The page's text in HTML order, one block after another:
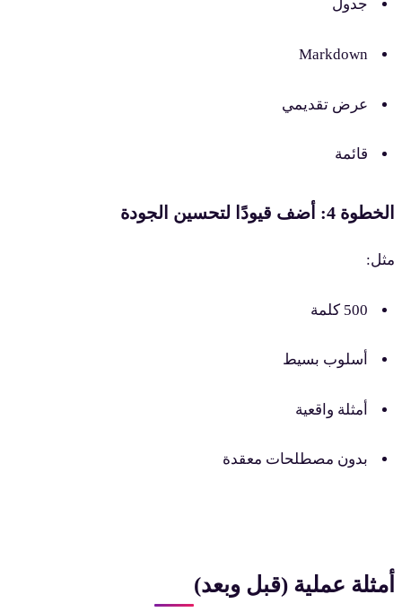
جدول
Markdown
عرض تقديمي
قائمة
4: أضف قيودًا لتحسين الجودة
500 كلمة
أسلوب بسيط
أمثلة واقعية
بدون مصطلحات معقدة
عملية (قبل وبعد)